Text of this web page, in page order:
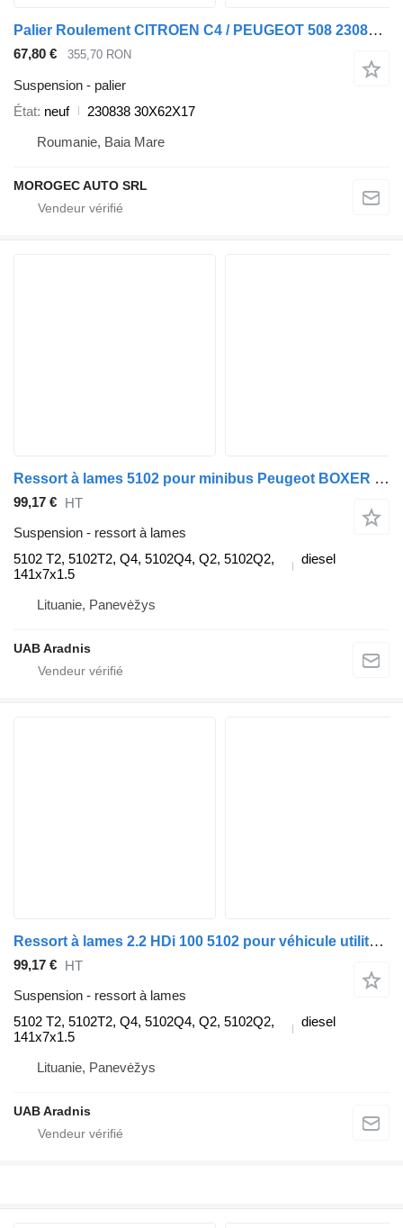
Palier Roulement CITROEN C4 / PEUGEOT 508 230838 30X62X17 pour automobile Peugeot 508
67,80 € 355,70 RON
Suspension - palier
État neuf
230838 30X62X17
Roumanie, Baia Mare
MOROGEC AUTO SRL
Ressort à lames 5102 pour minibus Peugeot BOXER Furgon
99,17 € HT
Suspension - ressort à lames
5102 T2, 5102T2, Q4, 5102Q4, Q2, 5102Q2,
141x7x1.5
diesel
Lituanie, Panevėžys
UAB Aradnis
Ressort à lames 2.2 HDi 100 5102 pour véhicule utilitaire Peugeot BOXER
99,17 € HT
Suspension - ressort à lames
5102 T2, 5102T2, Q4, 5102Q4, Q2, 5102Q2,
141x7x1.5
diesel
Lituanie, Panevėžys
UAB Aradnis